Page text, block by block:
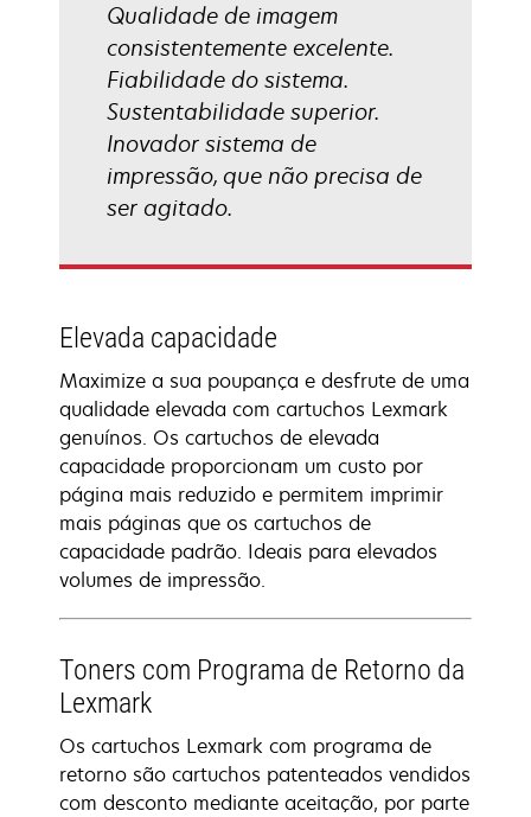
Qualidade de imagem
consistentemente excelente.
Fiabilidade do sistema.
Sustentabilidade superior.
Inovador sistema de
impressão, que não precisa de
ser agitado.
Elevada capacidade
Maximize a sua poupança e desfrute de uma
qualidade elevada com cartuchos Lexmark
genuínos. Os cartuchos de elevada
capacidade proporcionam um custo por
página mais reduzido e permitem imprimir
mais páginas que os cartuchos de
capacidade padrão. Ideais para elevados
volumes de impressão.
Toners com Programa de Retorno da
Lexmark
Os cartuchos Lexmark com programa de
retorno são cartuchos patenteados vendidos
com desconto mediante aceitação, por parte